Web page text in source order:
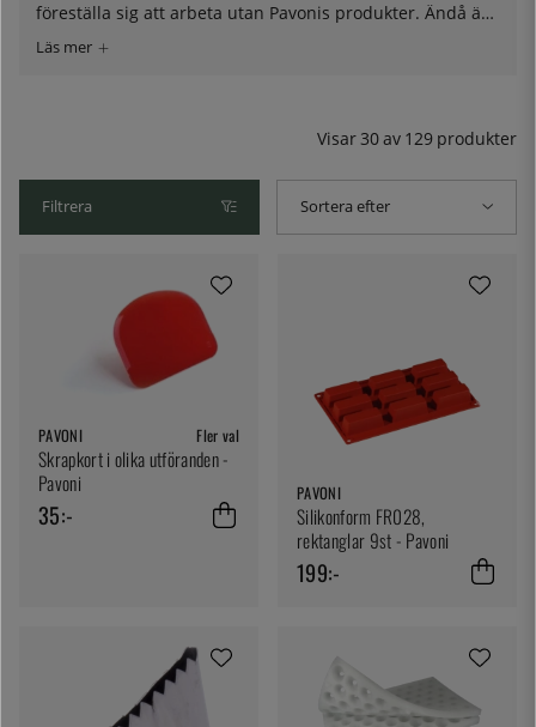
föreställa sig att arbeta utan Pavonis produkter. Ändå är
de relativt färska på marknaden och startade
Idag finns ett stort utbud av roliga formar och andra
nära med flera av världens ledande konditorer.
Visar 30av 129 produkter
Filtrera Sortera efter
PAVONI Fler val
Skrapkort i olika utföranden -
Pavoni
35:-
PAVONI
Silikonform FR028,
rektanglar 9st - Pavoni
199:-